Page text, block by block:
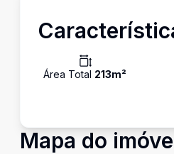
Área Total 213m²
Mapa do